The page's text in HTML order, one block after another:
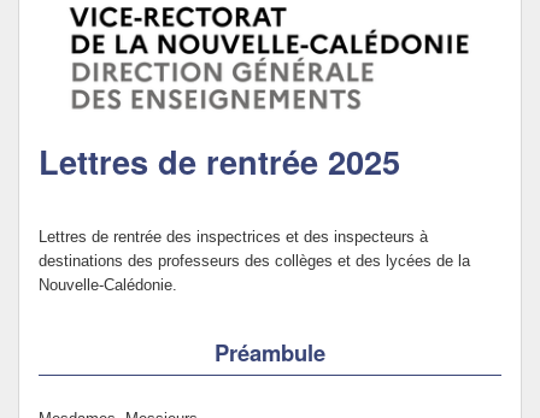
Politique Éducative
Lettres de rentrée 2025
Lettres de rentrée des inspectrices et des inspecteurs à
destinations des professeurs des collèges et des lycées de la
Nouvelle-Calédonie.
Préambule